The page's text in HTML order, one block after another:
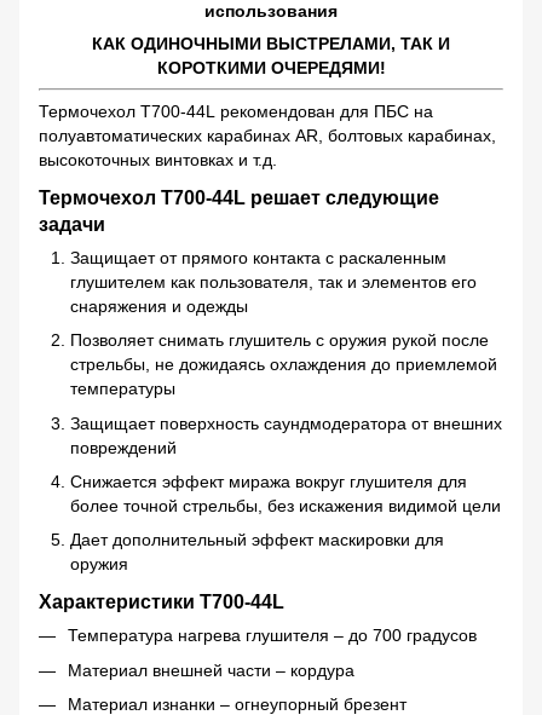
использования
КАК ОДИНОЧНЫМИ ВЫСТРЕЛАМИ, ТАК И
КОРОТКИМИ ОЧЕРЕДЯМИ!
Термочехол Т700-44L рекомендован для ПБС на
полуавтоматических карабинах AR, болтовых карабинах,
высокоточных винтовках и т.д.
Термочехол Т700-44L решает следующие
задачи
Защищает от прямого контакта с раскаленным
глушителем как пользователя, так и элементов его
снаряжения и одежды
Позволяет снимать глушитель с оружия рукой после
стрельбы, не дожидаясь охлаждения до приемлемой
температуры
Защищает поверхность саундмодератора от внешних
повреждений
Снижается эффект миража вокруг глушителя для
более точной стрельбы, без искажения видимой цели
Дает дополнительный эффект маскировки для
оружия
Характеристики Т700-44L
Температура нагрева глушителя – до 700 градусов
Материал внешней части – кордура
Материал изнанки – огнеупорный брезент